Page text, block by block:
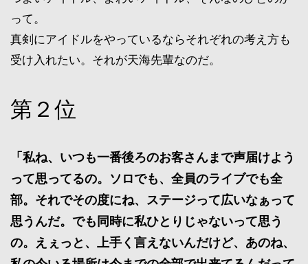
って。
真剣にアイドルをやっているならそれぞれの考え方も
受け入れたい。それが天海先輩なのだ。
第２位
「私ね、いつも一番後ろのお客さんまで声届けよう
って思ってるの。ソロでも、全員のライブでも全
部。それでその度にね、ステージって広いなぁって
思うんだ。でも同時に私ひとりじゃないって思う
の。えぇっと、上手く言えないんだけど、あのね、